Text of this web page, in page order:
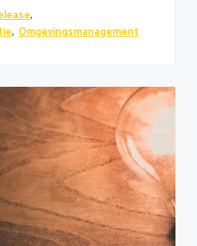
,
, Omgevingsmanagement